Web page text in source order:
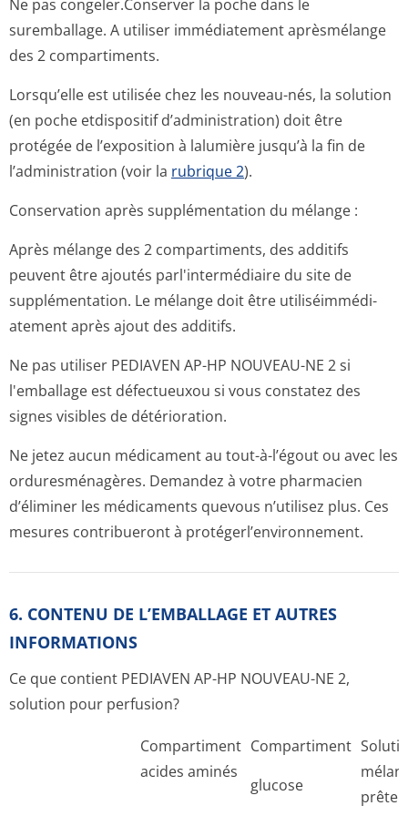
Ne pas congeler.Conserver la poche dans le
suremballage. A utiliser immédiatement aprèsmélange
des 2 compartiments.
Lorsqu’elle est utilisée chez les nouveau-nés, la solution
(en poche etdispositif d’administration) doit être
protégée de l’exposition à lalumière jusqu’à la fin de
l’administration (voir la rubrique 2).
Conservation après supplémentation du mélange :
Après mélange des 2 compartiments, des additifs
peuvent être ajoutés parl'intermédiaire du site de
supplémentation. Le mélange doit être utiliséimmédi­
atement après ajout des additifs.
Ne pas utiliser PEDIAVEN AP-HP NOUVEAU-NE 2 si
l'emballage est défectueuxou si vous constatez des
signes visibles de détérioration.
Ne jetez aucun médicament au tout-à-l’égout ou avec les
orduresménagères. Demandez à votre pharmacien
d’éliminer les médicaments quevous n’utilisez plus. Ces
mesures contribueront à protégerl’envi­ronnement.
6. CONTENU DE L’EMBALLAGE ET AUTRES
INFORMATIONS
Ce que contient PEDIAVEN AP-HP NOUVEAU-NE 2,
solution pour perfusion?
Compartiment
acides aminés
Compartiment
glucose
prête